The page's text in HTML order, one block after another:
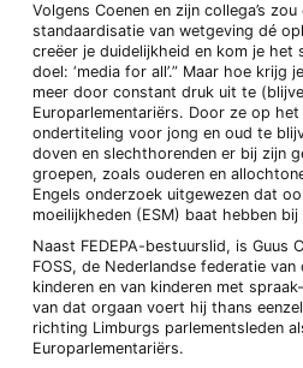
Volgens Coenen en zijn collega’s
standaardisatie van wetgeving dé
creëer je duidelijkheid en kom je het
doel: ‘media for all’.” Maar hoe krijg
meer door constant druk uit te
Europarlementariërs. Door ze op
ondertiteling voor jong en oud te
doven en slechthorenden er bij zijn
groepen, zoals ouderen en
Engels onderzoek uitgewezen dat
moeilijkheden (ESM) baat hebben bij
Naast FEDEPA-bestuurslid, is Guus
FOSS, de Nederlandse federatie
kinderen en van kinderen met
van dat orgaan voert hij thans
richting Limburgs parlementsleden
Europarlementariërs.